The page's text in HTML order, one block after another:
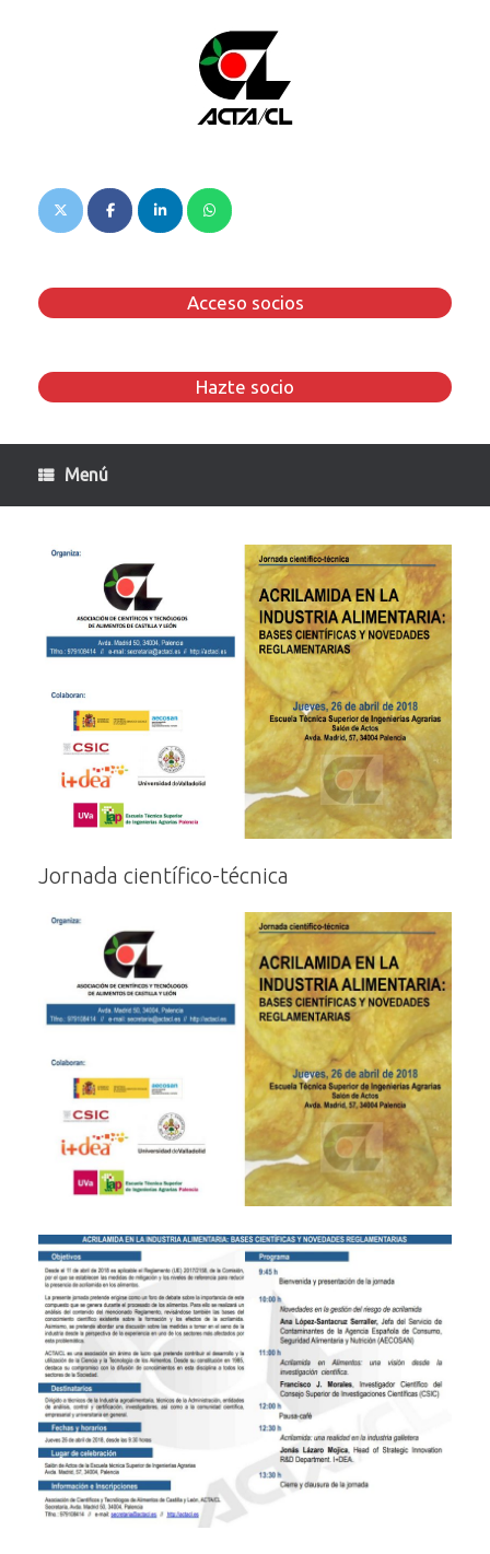
Acceso socios
Hazte socio
Menú
Jornada científico-técnica